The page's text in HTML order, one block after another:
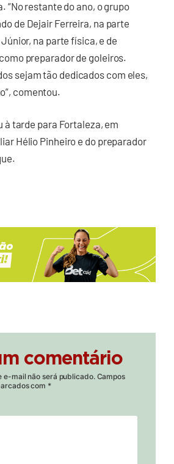
“No restante do ano, o grupo
de Dejair Ferreira, na parte
na parte física, e de
preparador de goleiros.
sejam tão dedicados com eles,
comentou.
à tarde para Fortaleza, em
Hélio Pinheiro e do preparador
comentário
e-mail não será publicado. Campos
com *